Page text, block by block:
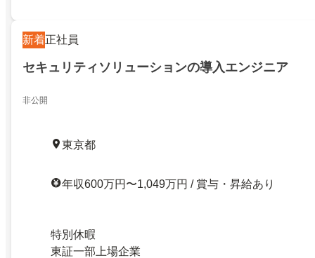
新着正社員
セキュリティソリューションの導入エンジニア
非公開
東京都
年収600万円〜1,049万円 / 賞与・昇給あり
特別休暇
東証一部上場企業